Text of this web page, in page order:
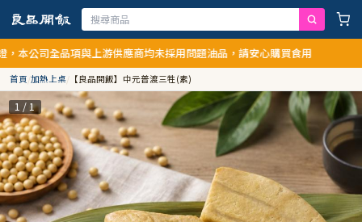
司全品項與上游供應商均未採用問題油品，請安心購買食用
首頁/加熱上桌/ 【良品開飯】中元普渡三牲(素)
1 / 1